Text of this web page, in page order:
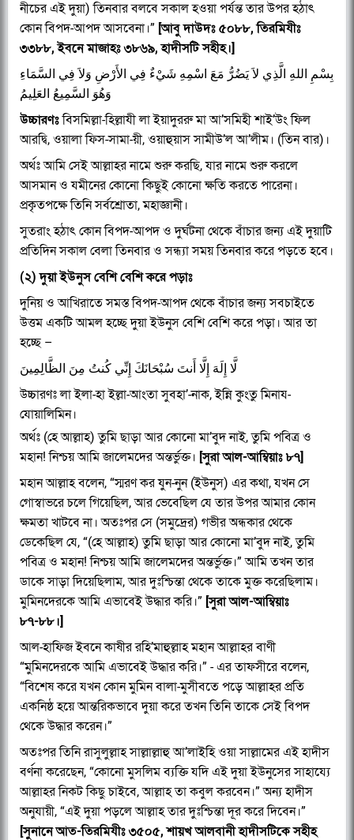
নীচের এই দুয়া) তিনবার বলবে সকাল হওয়া পর্যন্ত তার উপর হঠাৎ
কোন বিপদ-আপদ আসবেনা।” [আবু দাউদঃ ৫০৮৮, তিরমিযীঃ
৩৩৮৮, ইবনে মাজাহঃ ৩৮৬৯, হাদীসটি সহীহ।]
بِسْمِ اللهِ الَّذِي لاَ يَضُرُّ مَعَ اسْمِهِ شَيْءٌ فِي الأَرْضِ وَلاَ فِي السَّمَاءِ
وَهُوَ السَّمِيعُ العَلِيمُ
উচ্চারণঃবিসমিল্লা-হিল্লাযী লা ইয়াদুররু মা আ’সমিহী শাই’উং ফিল
আরদ্বি, ওয়ালা ফিস-সামা-য়ী, ওয়াহুয়াস সামীউ’ল আ’লীম। (তিন বার)।
অর্থঃ আমি সেই আল্লাহর নামে শুরু করছি, যার নামে শুরু করলে
আসমান ও যমীনের কোনো কিছুই কোনো ক্ষতি করতে পারেনা।
প্রকৃতপক্ষে তিনি সর্বশ্রোতা, মহাজ্ঞানী।
সুতরাং হঠাৎ কোন বিপদ-আপদ ও দুর্ঘটনা থেকে বাঁচার জন্য এই দুয়াটি
প্রতিদিন সকাল বেলা তিনবার ও সন্ধ্যা সময় তিনবার করে পড়তে হবে।
(২) দুয়া ইউনুস বেশি বেশি করে পড়াঃ
দুনিয় ও আখিরাতে সমস্ত বিপদ-আপদ থেকে বাঁচার জন্য সবচাইতে
উত্তম একটি আমল হচ্ছে দুয়া ইউনুস বেশি বেশি করে পড়া। আর তা
হচ্ছে –
لَّا إِلَهَ إِلَّا أَنتَ سُبْحَانَكَ إِنِّي كُنتُ مِنَ الظَّالِمِينَ
উচ্চারণঃ লা ইলা-হা ইল্লা-আংতা সুবহা’-নাক, ইন্নি কুংতু মিনায-
যোয়ালিমিন।
অর্থঃ (হে আল্লাহ) তুমি ছাড়া আর কোনো মা’বুদ নাই, তুমি পবিত্র ও
মহান! নিশ্চয় আমি জালেমদের অন্তর্ভুক্ত। [সুরা আল-আম্বিয়াঃ ৮৭]
মহান আল্লাহ বলেন, “স্মরণ কর যুন-নুন (ইউনুস) এর কথা, যখন সে
গোস্বাভরে চলে গিয়েছিল, আর ভেবেছিল যে তার উপর আমার কোন
ক্ষমতা খাটবে না। অতঃপর সে (সমুদ্রের) গভীর অন্ধকার থেকে
ডেকেছিল যে, “(হে আল্লাহ) তুমি ছাড়া আর কোনো মা’বুদ নাই, তুমি
পবিত্র ও মহান! নিশ্চয় আমি জালেমদের অন্তর্ভুক্ত।” আমি তখন তার
ডাকে সাড়া দিয়েছিলাম, আর দুঃশ্চিন্তা থেকে তাকে মুক্ত করেছিলাম।
মুমিনদেরকে আমি এভাবেই উদ্ধার করি।” [সুরা আল-আম্বিয়াঃ
৮৭-৮৮।]
আল-হাফিজ ইবনে কাষীর রহি’মাহুল্লাহ মহান আল্লাহর বাণী
“মুমিনদেরকে আমি এভাবেই উদ্ধার করি।” - এর তাফসীরে বলেন,
“বিশেষ করে যখন কোন মুমিন বালা-মুসীবতে পড়ে আল্লাহর প্রতি
একনিষ্ঠ হয়ে আন্তরিকভাবে দুয়া করে তখন তিনি তাকে সেই বিপদ
থেকে উদ্ধার করেন।”
অতঃপর তিনি রাসুলুল্লাহ সাল্লাল্লাহু আ’লাইহি ওয়া সাল্লামের এই হাদীস
বর্ণনা করেছেন, “কোনো মুসলিম ব্যক্তি যদি এই দুয়া ইউনুসের সাহায্যে
আল্লাহর নিকট কিছু চাইবে, আল্লাহ তা কবুল করবেন।” অন্য হাদীস
অনুযায়ী, “এই দুয়া পড়লে আল্লাহ তার দুঃশ্চিন্তা দূর করে দিবেন।”
[সুনানে আত-তিরমিযীঃ ৩৫০৫, শায়খ আলবানী হাদীসটিকে সহীহ